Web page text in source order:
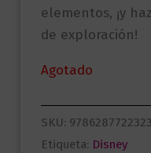
elementos, ¡y
de exploración!
Agotado
SKU: 9786287722323
Etiqueta: Disney